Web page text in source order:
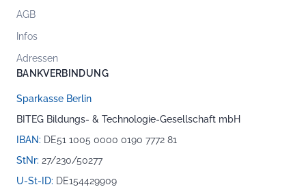
AGB
Infos
Adressen
BANKVERBINDUNG
Sparkasse Berlin
BITEG Bildungs- & Technologie-Gesellschaft mbH
IBAN: DE51 1005 0000 0190 7772 81
StNr: 27/230/50277
U-St-ID: DE154429909